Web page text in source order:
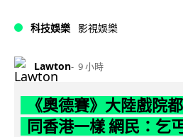
科技娛樂 影視娛樂
Lawton 9 小時
《奧德賽》大陸戲院
同香港一樣 網民：乞